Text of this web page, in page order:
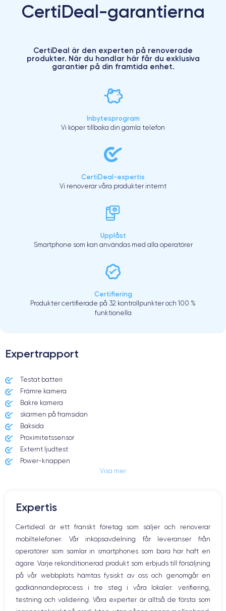
CertiDeal-garantierna
CertiDeal är den experten på renoverade
produkter. När du handlar här får du exklusiva
garantier på din framtida enhet.
Inbytesprogram
Vi köper tillbaka din gamla telefon
CertiDeal-expertis
Vi renoverar våra produkter internt
Upplåst
Smartphone som kan användas med alla operatörer
Certifiering
Produkter certifierade på 32 kontrollpunkter och 100 %
funktionella
Expertrapport
Testat batteri
Främre kamera
Bakre kamera
skärmen på framsidan
Baksida
Proximitetssensor
Externt ljudtest
Power-knappen
Högtalare
Hem-knappen
Bluetooth
WiFi
Nätverk
Vibration
Prise USB
Visa mer
Expertis
Certideal är ett franskt företag som säljer och renoverar
mobiltelefoner. Vår inköpsavdelning får leveranser från
operatörer som samlar in smartphones som bara har haft en
ägare. Varje rekonditionerad produkt som erbjuds till försäljning
på vår webbplats hämtas fysiskt av oss och genomgår en
godkännandeprocess i tre steg i våra lokaler: verifiering,
testning och validering. Våra experter är alltså de första som